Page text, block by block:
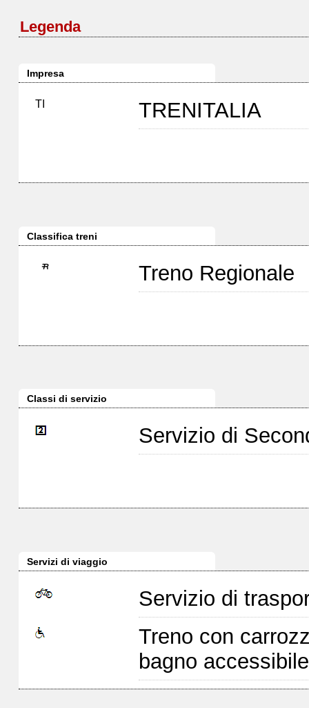
Legenda
Impresa
TI TRENITALIA
Classifica treni
Treno Regionale
Classi di servizio
Servizio di
Servizi di viaggio
Servizio di
Treno con
bagno